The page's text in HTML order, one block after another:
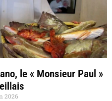
le « Monsieur Paul »
2026